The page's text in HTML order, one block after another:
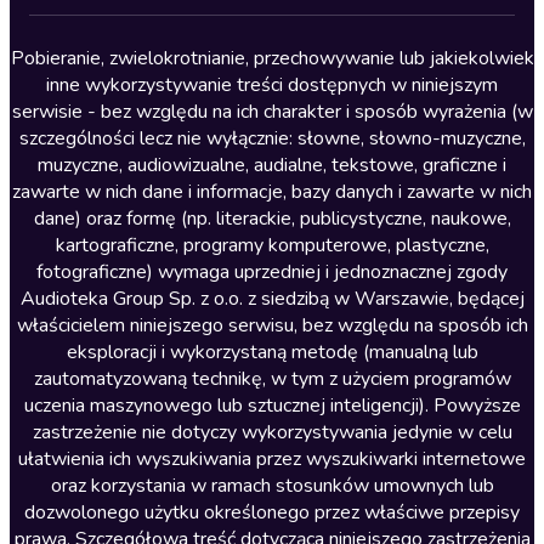
Lektury szkolne
Literatura anglojęzyczna
Literatura faktu
Literatura obyczajowa
Literatura piękna obca
Literatura piękna polska
Nagrania relaksacyjne
Nauka języków
Nauki humanistyczne
Podcasty i audycje
Polityka
Prasa
Religia
Pobieranie, zwielokrotnianie, przechowywanie lub jakiekolwiek
inne wykorzystywanie treści dostępnych w niniejszym
serwisie - bez względu na ich charakter i sposób wyrażenia (w
szczególności lecz nie wyłącznie: słowne, słowno-muzyczne,
muzyczne, audiowizualne, audialne, tekstowe, graficzne i
zawarte w nich dane i informacje, bazy danych i zawarte w nich
dane) oraz formę (np. literackie, publicystyczne, naukowe,
kartograficzne, programy komputerowe, plastyczne,
fotograficzne) wymaga uprzedniej i jednoznacznej zgody
Audioteka Group Sp. z o.o. z siedzibą w Warszawie, będącej
właścicielem niniejszego serwisu, bez względu na sposób ich
eksploracji i wykorzystaną metodę (manualną lub
zautomatyzowaną technikę, w tym z użyciem programów
uczenia maszynowego lub sztucznej inteligencji). Powyższe
zastrzeżenie nie dotyczy wykorzystywania jedynie w celu
ułatwienia ich wyszukiwania przez wyszukiwarki internetowe
oraz korzystania w ramach stosunków umownych lub
dozwolonego użytku określonego przez właściwe przepisy